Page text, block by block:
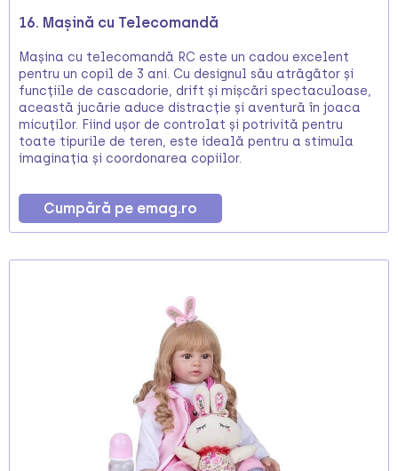
16. Mașină cu Telecomandă
Mașina cu telecomandă RC este un cadou excelent
pentru un copil de 3 ani. Cu designul său atrăgător și
funcțiile de cascadorie, drift și mișcări spectaculoase,
această jucărie aduce distracție și aventură în joaca
micuților. Fiind ușor de controlat și potrivită pentru
toate tipurile de teren, este ideală pentru a stimula
imaginația și coordonarea copiilor.
Cumpără pe emag.ro